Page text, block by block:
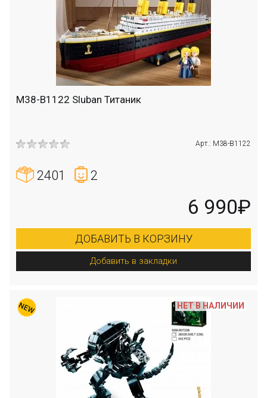
M38-B1122 Sluban Титаник
Арт.: M38-B1122
2401 2
6 990₽
ДОБАВИТЬ В КОРЗИНУ
Добавить в закладки
НЕТ В НАЛИЧИИ